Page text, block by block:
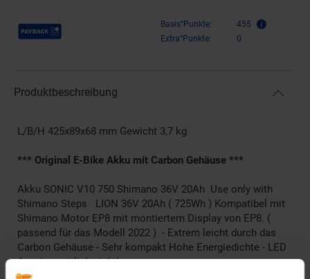
Payback Punkte Basis°Punkte:
455
Extra°Punkte:
0
Produktbeschreibung
L/B/H 425x89x68 mm Gewicht 3,7 kg
*** Original E-Bike Akku mit Carbon Gehäuse ***
Akku SONIC V10 750 Shimano 36V 20Ah Use only with
Shimano Steps LION 36V 20Ah ( 725Wh ) Kompatibel mit
Shimano Motor EP8 mit montiertem Display von EP8. (
passend für das Modell 2022 ) - Extrem leicht durch das
Carbon Gehäuse - Sehr kompakt Hohe Energiedichte - LED
Anzeige seitlich sichtbar